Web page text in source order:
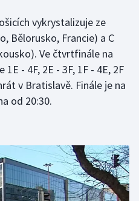
vykrystalizuje ze
Bělorusko, Francie) a C
Ve čtvrtfinále na
- 4F, 2E - 3F, 1F - 4E, 2F
v Bratislavě. Finále je na
od 20:30.